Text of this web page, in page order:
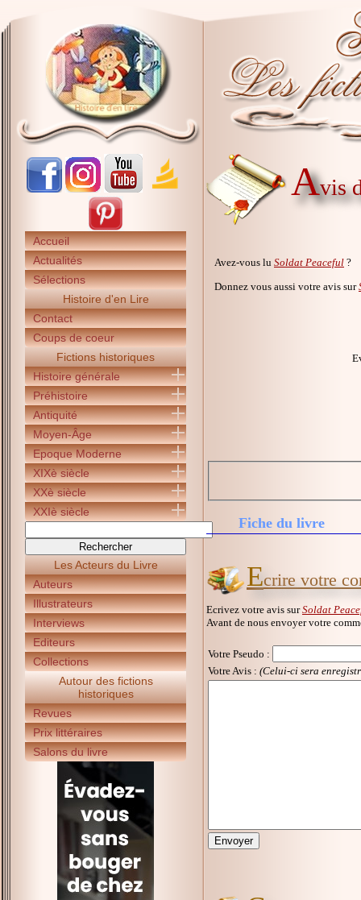
Accueil
Actualités
Sélections
Histoire d'en Lire
Contact
Coups de coeur
Fictions historiques
Histoire générale
Préhistoire
Antiquité
Moyen-Âge
Epoque Moderne
XIXè siècle
XXè siècle
XXIè siècle
Les Acteurs du Livre
Auteurs
Illustrateurs
Interviews
Editeurs
Collections
Autour des fictions
historiques
Revues
Prix littéraires
Salons du livre
Avis
Avez-vous lu Soldat Peaceful ?
Donnez vous aussi votre avis sur
Fiche du livre
Ecrire votre
Ecrivez votre avis surSoldat
Avant de nous envoyer votre
Votre Pseudo :
Votre Avis : (Celui-ci sera